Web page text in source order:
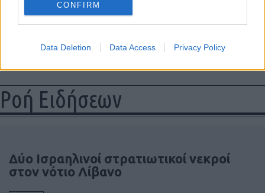
CONFIRM
Data Deletion Data Access Privacy Policy
Ροή Ειδήσεων
Δύο Ισραηλινοί στρατιωτικοί νεκροί
στον νότιο Λίβανο